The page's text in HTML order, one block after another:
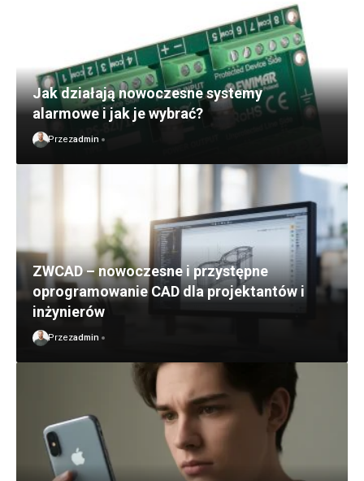
Jak działają nowoczesne systemy
alarmowe i jak je wybrać?
Przezadmin
ZWCAD – nowoczesne i przystępne
oprogramowanie CAD dla projektantów i
inżynierów
Przezadmin